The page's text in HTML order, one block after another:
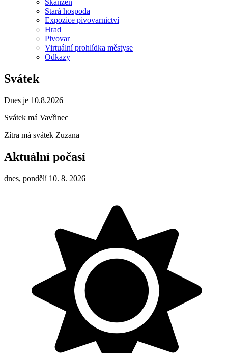
Stará hospoda
Expozice pivovarnictví
Hrad
Pivovar
Virtuální prohlídka městyse
Odkazy
Svátek
Dnes je 10.8.2026
Svátek má Vavřinec
Zítra má svátek Zuzana
Aktuální počasí
dnes, pondělí 10. 8. 2026